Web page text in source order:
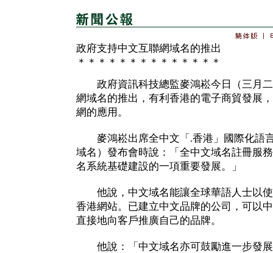
政府支持中文互聯網域名的推出
＊＊＊＊＊＊＊＊＊＊＊＊＊＊
政府資訊科技總監麥鴻崧今日（三月二
網域名的推出，有利香港的電子商貿發展
網的應用。
麥鴻崧出席全中文「.香港」國際化語
域名）發布會時說：「全中文域名註冊服
名系統基礎建設的一項重要發展。」
他說，中文域名能讓全球華語人士以使
香港網站。已建立中文品牌的公司，可以
直接地向客戶推廣自己的品牌。
他說：「中文域名亦可鼓勵進一步發展